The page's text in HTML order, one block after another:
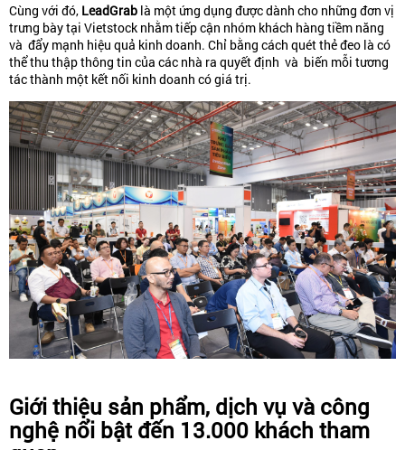
Cùng với đó, LeadGrab là một ứng dụng được dành cho những đơn vị
trưng bày tại Vietstock nhằm tiếp cận nhóm khách hàng tiềm năng
và đẩy mạnh hiệu quả kinh doanh. Chỉ bằng cách quét thẻ đeo là có
thể thu thập thông tin của các nhà ra quyết định và biến mỗi tương
tác thành một kết nối kinh doanh có giá trị.
Giới thiệu sản phẩm, dịch vụ và công
nghệ nổi bật đến 13.000 khách tham